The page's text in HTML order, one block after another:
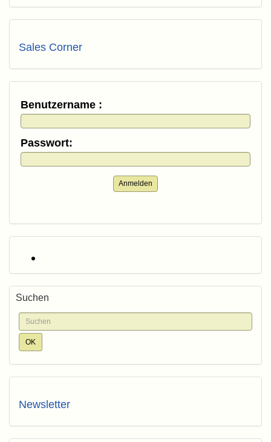
Sales Corner
Benutzername :
Passwort:
Anmelden
Suchen
Newsletter